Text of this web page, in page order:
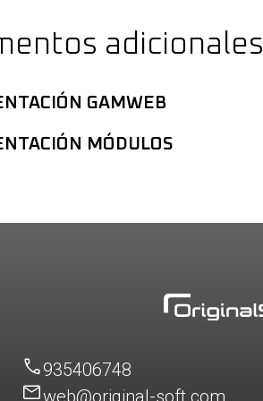
adicionales
GAMWEB
MÓDULOS
935406748
web@original-soft.com